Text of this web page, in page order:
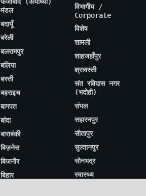
मंडल
बदायूँ
बरेली
बलरामपुर
बलिया
बस्ती
बहराइच
बागपत
बांदा
बाराबंकी
बिज़नेस
बिजनौर
बिहार
विभागीय /
Corporate
विशेष
शामली
शाहजहाँपुर
श्रावस्ती
संत रविदास नगर
(भदोही)
संभल
सहारनपुर
सीतापुर
सुल्तानपुर
सोनभद्र
स्वास्थ्य